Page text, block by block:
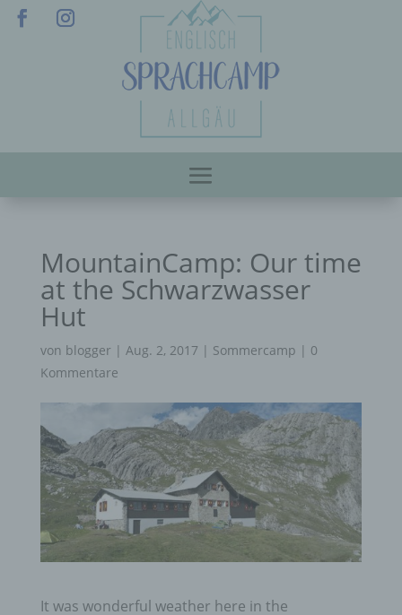
MountainCamp: Our time
at the Schwarzwasser
Hut
von blogger | Aug. 2, 2017 | Sommercamp | 0
Kommentare
It was wonderful weather here in the